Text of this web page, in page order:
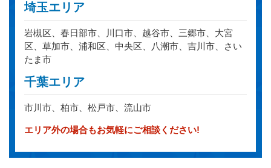
埼玉エリア
岩槻区、春日部市、川口市、越谷市、三郷市、大宮
区、草加市、浦和区、中央区、八潮市、吉川市、さい
たま市
千葉エリア
市川市、柏市、松戸市、流山市
エリア外の場合もお気軽にご相談ください!